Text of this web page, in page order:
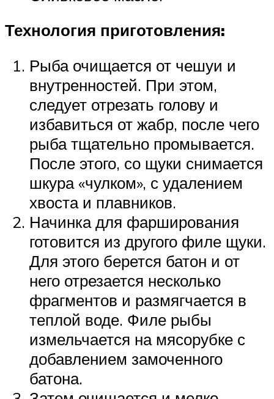
Технология приготовления:
Рыба очищается от чешуи и
внутренностей. При этом,
следует отрезать голову и
избавиться от жабр, после чего
рыба тщательно промывается.
После этого, со щуки снимается
шкура «чулком», с удалением
хвоста и плавников.
Начинка для фарширования
готовится из другого филе щуки.
Для этого берется батон и от
него отрезается несколько
фрагментов и размягчается в
теплой воде. Филе рыбы
измельчается на мясорубке с
добавлением замоченного
батона.